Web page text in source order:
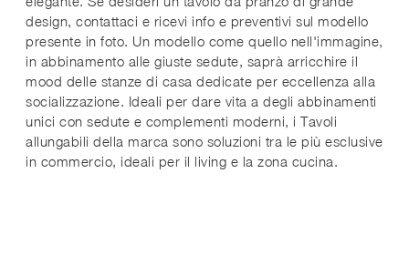
design, contattaci e ricevi info e preventivi sul modello
presente in foto. Un modello come quello nell'immagine,
in abbinamento alle giuste sedute, saprà arricchire il
mood delle stanze di casa dedicate per eccellenza alla
socializzazione. Ideali per dare vita a degli abbinamenti
unici con sedute e complementi moderni, i Tavoli
allungabili della marca sono soluzioni tra le più esclusive
in commercio, ideali per il living e la zona cucina.